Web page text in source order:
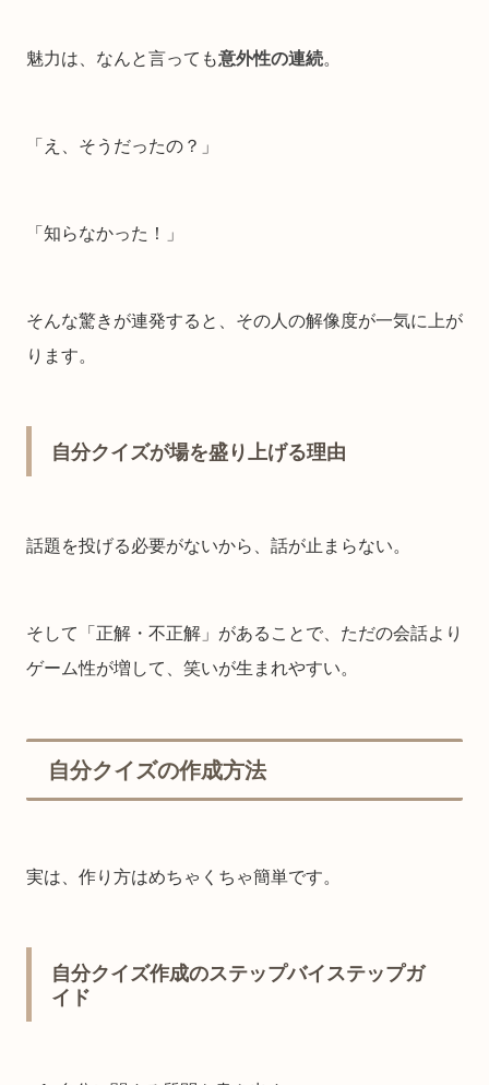
魅力は、なんと言っても意外性の連続。
「え、そうだったの？」
「知らなかった！」
そんな驚きが連発すると、その人の解像度が一気に上が
ります。
自分クイズが場を盛り上げる理由
話題を投げる必要がないから、話が止まらない。
そして「正解・不正解」があることで、ただの会話より
ゲーム性が増して、笑いが生まれやすい。
自分クイズの作成方法
実は、作り方はめちゃくちゃ簡単です。
自分クイズ作成のステップバイステップガ
イド